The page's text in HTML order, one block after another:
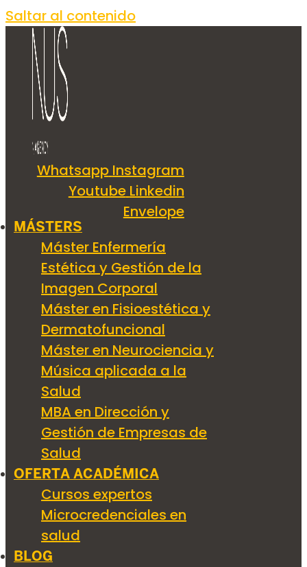
Saltar al contenido
Whatsapp Instagram
Youtube Linkedin
Envelope
MÁSTERS
Máster Enfermería
Estética y Gestión de la
Imagen Corporal
Máster en Fisioestética y
Dermatofuncional
Máster en Neurociencia y
Música aplicada a la
Salud
MBA en Dirección y
Gestión de Empresas de
Salud
OFERTA ACADÉMICA
Cursos expertos
Microcredenciales en
salud
BLOG